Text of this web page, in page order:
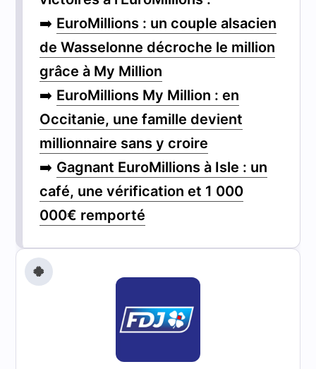
➡️ EuroMillions : un couple alsacien
de Wasselonne décroche le million
grâce à My Million
➡️ EuroMillions My Million : en
Occitanie, une famille devient
millionnaire sans y croire
➡️ Gagnant EuroMillions à Isle : un
café, une vérification et 1 000
000€ remporté
🍀